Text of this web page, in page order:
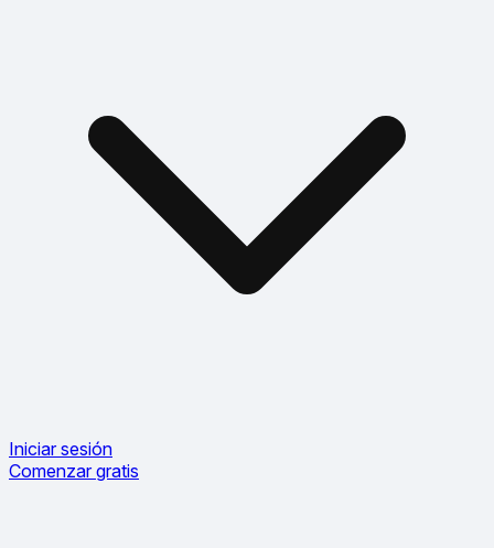
Iniciar sesión
Comenzar gratis